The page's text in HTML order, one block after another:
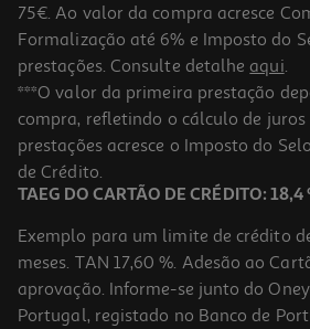
Lip Liner Maybelline Line Leader 06 Nu
9.99 €/un
9,99 €
75€. Ao valor da compra acresce
Formalização até 6% e Imposto do
prestações. Consulte detalhe aqui.
***O valor da primeira prestação
compra, refletindo o cálculo de
prestações acresce o Imposto do
de Crédito.
TAEG DO CARTÃO DE CRÉDITO: 18,4
Exemplo para um limite de crédito
meses. TAN 17,60 %. Adesão ao
aprovação. Informe-se junto do
Portugal, registado no Banco de